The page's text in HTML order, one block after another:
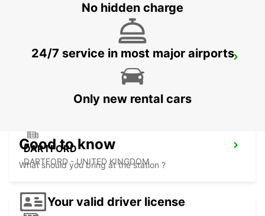
WORTHING & LANCING
LANCING - UNITED KINGDOM
DARTFORD
DARTFORD - UNITED KINGDOM
No hidden charge
24/7 service in most major airports
Only new rental cars
Good to know
What should you bring at the station ?
Your valid driver license